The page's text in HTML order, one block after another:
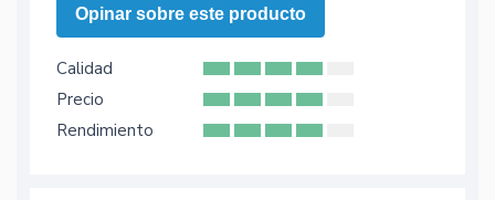
Opinar sobre este producto
Calidad
Precio
Rendimiento